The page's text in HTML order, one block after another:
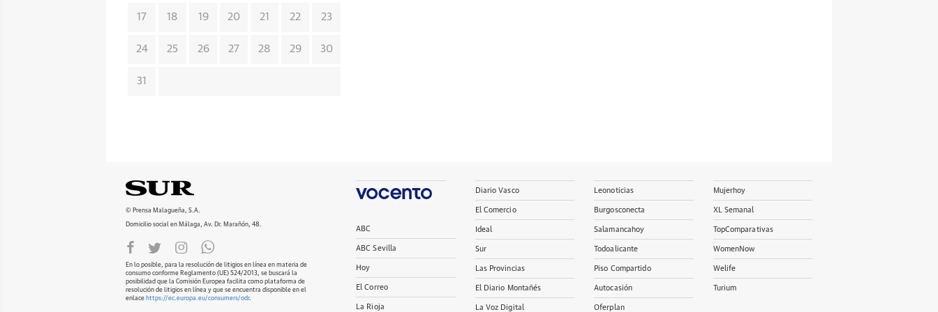
17 18 19 20 21 22 23
24 25 26 27 28 29 30
31
© Prensa Malagueña, S.A.
Domicilio social en Málaga, Av. Dr. Marañón, 48.
En lo posible, para la resolución de litigios en línea en materia de
consumo conforme Reglamento (UE) 524/2013, se buscará la
posibilidad que la Comisión Europea facilita como plataforma de
resolución de litigios en línea y que se encuentra disponible en el
enlace https://ec.europa.eu/consumers/odr.
ABC
ABC Sevilla
Hoy
El Correo
La Rioja
Diario Vasco
El Comercio
Ideal
Sur
Las Provincias
El Diario Montañés
La Voz Digital
Leonoticias
Burgosconecta
Salamancahoy
Todoalicante
Piso Compartido
Autocasión
Oferplan
Mujerhoy
XL Semanal
TopComparativas
WomenNow
Welife
Turium